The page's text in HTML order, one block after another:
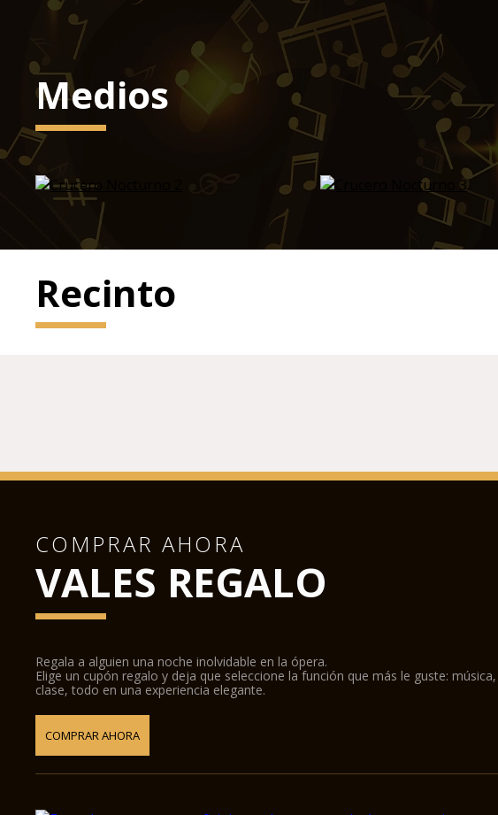
Medios
Recinto
COMPRAR AHORA
VALES REGALO
Regala a alguien una noche inolvidable en la ópera.
Elige un cupón regalo y deja que seleccione la función que más le guste:
clase, todo en una experiencia elegante.
COMPRAR AHORA